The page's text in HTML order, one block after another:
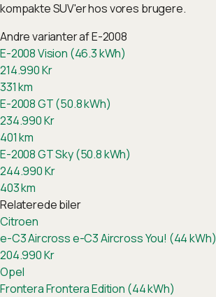
kompakte SUV'er hos vores brugere.
Andre varianter afE-2008
E-2008 Vision (46.3 kWh)
214.990Kr
331km
E-2008 GT (50.8 kWh)
234.990Kr
401km
E-2008 GT Sky (50.8 kWh)
244.990Kr
403km
Relaterede biler
Citroen
e-C3 Aircrosse-C3 Aircross You! (44 kWh)
204.990Kr
Opel
FronteraFrontera Edition (44 kWh)